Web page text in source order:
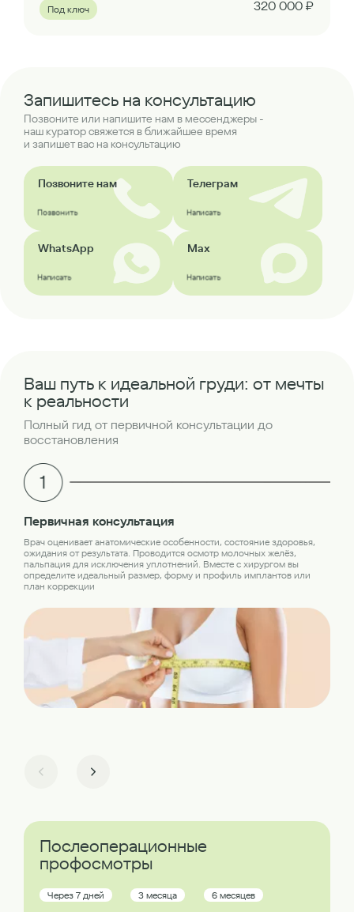
Под ключ 320 000 ₽
Запишитесь на консультацию
Позвоните или напишите нам в мессенджеры -
наш куратор свяжется в ближайшее время
и запишет вас на консультацию
Позвоните нам
Позвонить
Телеграм
Написать
WhatsApp
Написать
Max
Написать
Ваш путь к идеальной груди: от мечты
к реальности
Полный гид от первичной консультации до
восстановления
Первичная консультация
Врач оценивает анатомические особенности, состояние здоровья,
ожидания от результата. Проводится осмотр молочных желёз,
пальпация для исключения уплотнений. Вместе с хирургом вы
определите идеальный размер, форму и профиль имплантов или
план коррекции
Послеоперационные
профосмотры
Через 7 дней 3 месяца 6 месяцев